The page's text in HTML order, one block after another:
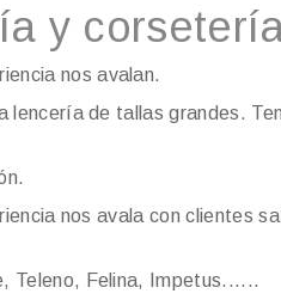
y
nos avalan.
lencería de tallas grandes.
nos avala con clientes
Teleno, Felina, Impetus......